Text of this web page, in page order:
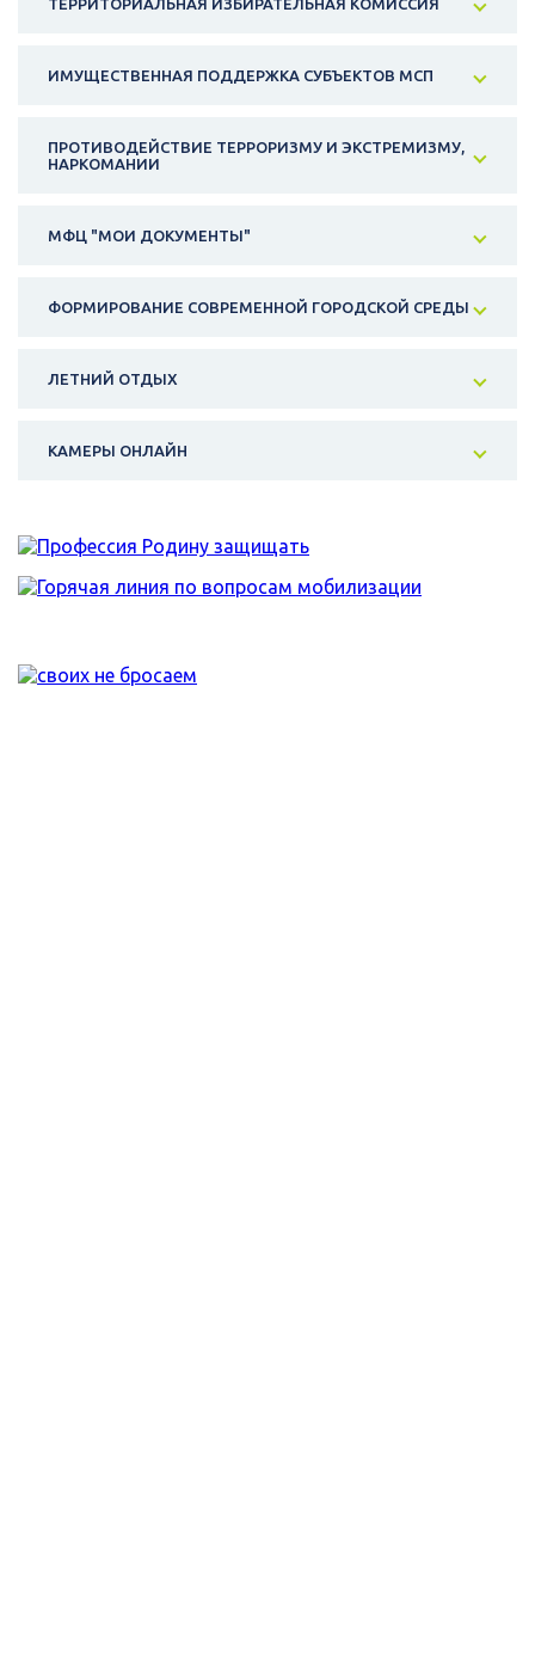
ТЕРРИТОРИАЛЬНАЯ ИЗБИРАТЕЛЬНАЯ КОМИССИЯ
ИМУЩЕСТВЕННАЯ ПОДДЕРЖКА СУБЪЕКТОВ МСП
ПРОТИВОДЕЙСТВИЕ ТЕРРОРИЗМУ И ЭКСТРЕМИЗМУ,
НАРКОМАНИИ
МФЦ "МОИ ДОКУМЕНТЫ"
ФОРМИРОВАНИЕ СОВРЕМЕННОЙ ГОРОДСКОЙ СРЕДЫ
ЛЕТНИЙ ОТДЫХ
КАМЕРЫ ОНЛАЙН